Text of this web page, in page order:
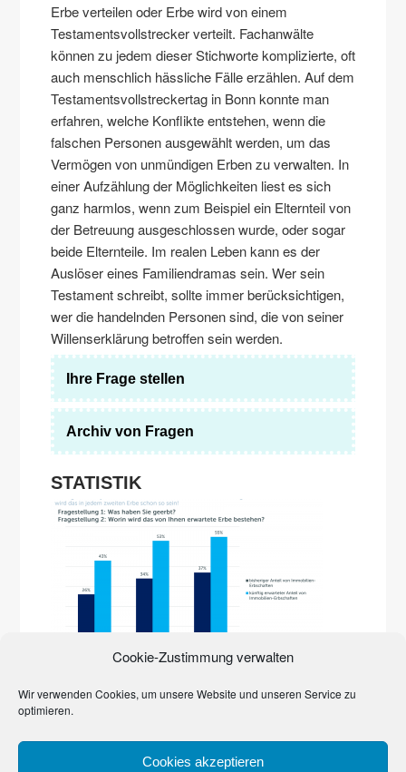
Cookie-Zustimmung verwalten
Wir verwenden Cookies, um unsere Website und unseren Service zu
optimieren.
Cookies akzeptieren
Erbe verteilen oder Erbe wird von einem
Testamentsvollstrecker verteilt. Fachanwälte
können zu jedem dieser Stichworte komplizierte, oft
auch menschlich hässliche Fälle erzählen. Auf dem
Testamentsvollstreckertag in Bonn konnte man
erfahren, welche Konflikte entstehen, wenn die
falschen Personen ausgewählt werden, um das
Vermögen von unmündigen Erben zu verwalten. In
einer Aufzählung der Möglichkeiten liest es sich
ganz harmlos, wenn zum Beispiel ein Elternteil von
der Betreuung ausgeschlossen wurde, oder sogar
beide Elternteile. Im realen Leben kann es der
Auslöser eines Familiendramas sein. Wer sein
Testament schreibt, sollte immer berücksichtigen,
wer die handelnden Personen sind, die von seiner
Willenserklärung betroffen sein werden.
Ihre Frage stellen
Archiv von Fragen
STATISTIK
inzwischen auf dem Land. Sie prägen zunehmend das
Privatbank und des Marktforschungsinstituts YouGov von
2017. Häuser, Grundstücke, Wohnungen dominieren
bereits